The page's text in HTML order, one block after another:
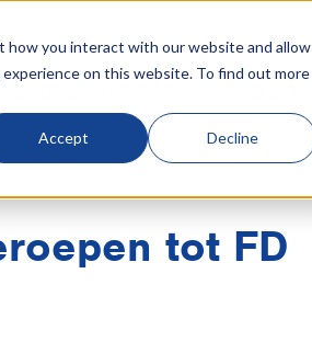
how you interact with our website and allow
on this website. To find out more
Accept Decline
tot FD